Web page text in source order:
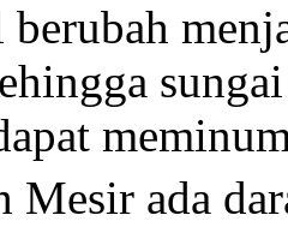
Mesir ada